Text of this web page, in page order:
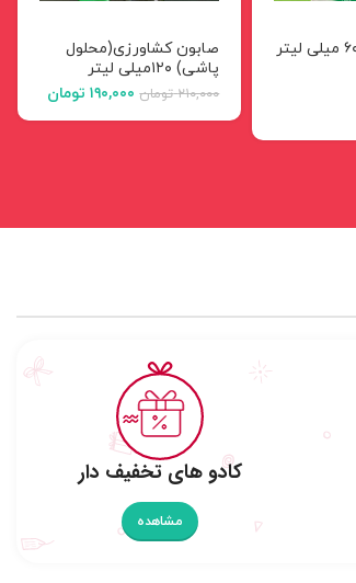
صابون کشاورزی(محلول
پاشی) ۱۲۰میلی لیتر
۲۱۰,۰۰۰ تومان ۱۹۰,۰۰۰ تومان
کادو های تخفیف دار
مشاهده